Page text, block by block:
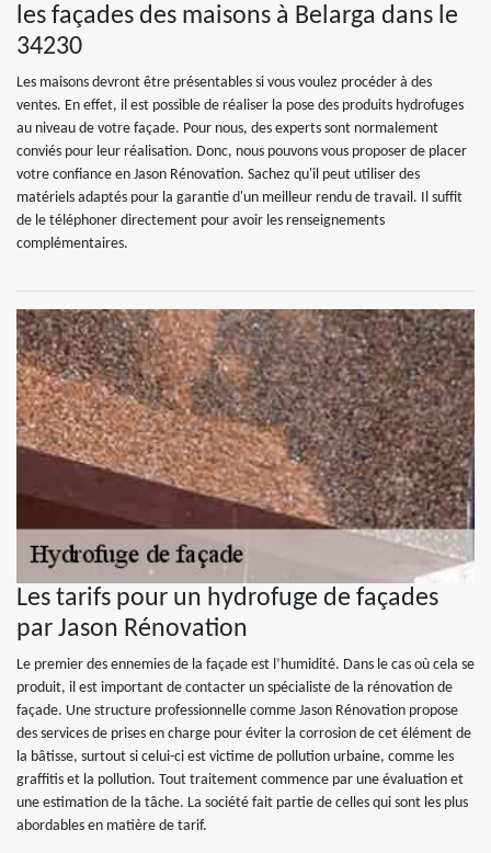
les façades des maisons à Belarga dans le
34230
Les maisons devront être présentables si vous voulez procéder à des
ventes. En effet, il est possible de réaliser la pose des produits hydrofuges
au niveau de votre façade. Pour nous, des experts sont normalement
conviés pour leur réalisation. Donc, nous pouvons vous proposer de placer
votre confiance en Jason Rénovation. Sachez qu'il peut utiliser des
matériels adaptés pour la garantie d'un meilleur rendu de travail. Il suffit
de le téléphoner directement pour avoir les renseignements
complémentaires.
Les tarifs pour un hydrofuge de façades
par Jason Rénovation
Le premier des ennemies de la façade est l’humidité. Dans le cas où cela se
produit, il est important de contacter un spécialiste de la rénovation de
façade. Une structure professionnelle comme Jason Rénovation propose
des services de prises en charge pour éviter la corrosion de cet élément de
la bâtisse, surtout si celui-ci est victime de pollution urbaine, comme les
graffitis et la pollution. Tout traitement commence par une évaluation et
une estimation de la tâche. La société fait partie de celles qui sont les plus
abordables en matière de tarif.